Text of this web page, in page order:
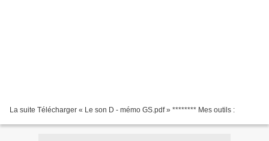
La suite Télécharger « Le son D - mémo GS.pdf » ******** Mes outils :